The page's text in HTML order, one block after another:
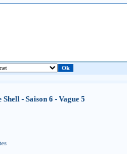
- Saison 6 - Vague 5